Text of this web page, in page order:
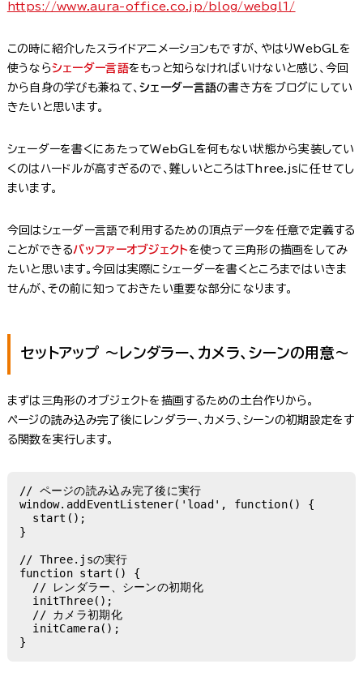
https://www.aura-office.co.jp/blog/webgl1/
この時に紹介したスライドアニメーションもですが、やはりWebGLを
使うならシェーダー言語をもっと知らなければいけないと感じ、今回
から自身の学びも兼ねて、シェーダー言語の書き方をブログにしてい
きたいと思います。
シェーダーを書くにあたってWebGLを何もない状態から実装してい
くのはハードルが高すぎるので、難しいところはThree.jsに任せてし
まいます。
今回はシェーダー言語で利用するための頂点データを任意で定義する
ことができるバッファーオブジェクトを使って三角形の描画をしてみ
たいと思います。今回は実際にシェーダーを書くところまではいきま
せんが、その前に知っておきたい重要な部分になります。
セットアップ 〜レンダラー、カメラ、シーンの用意〜
まずは三角形のオブジェクトを描画するための土台作りから。
ページの読み込み完了後にレンダラー、カメラ、シーンの初期設定をす
る関数を実行します。
// ページの読み込み完了後に実行
window.addEventListener('load', function() {
}
// Three.jsの実行
function start() {